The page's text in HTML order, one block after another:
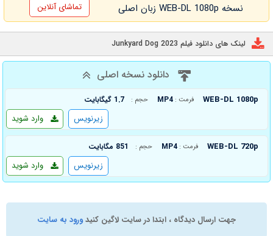
نسخه WEB-DL 1080p زبان اصلی تماشای آنلاین
لینک های دانلود فیلم Junkyard Dog 2023
دانلود نسخه اصلی
WEB-DL 1080p فرمت : MP4 حجم : 1.7 گیگابایت
وارد شوید زیرنویس
WEB-DL 720p فرمت : MP4 حجم : 851 مگابایت
وارد شوید زیرنویس
جهت ارسال دیدگاه ، ابتدا در سایت لاگین کنیدورود به سایت